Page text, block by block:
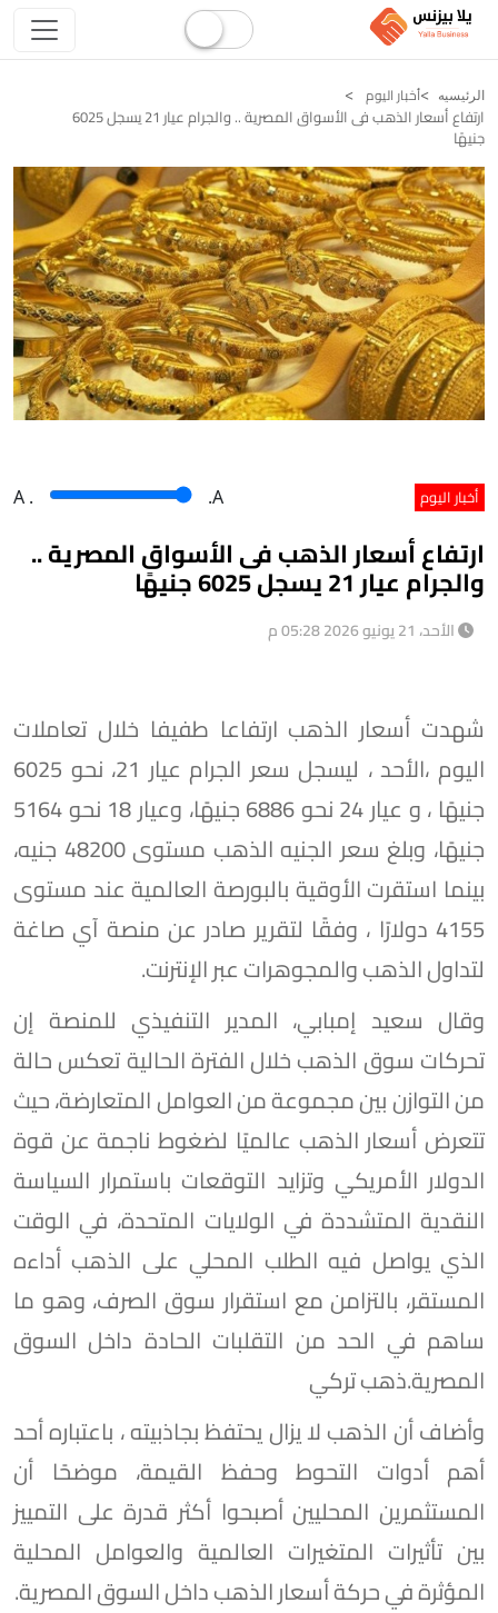
الرئيسيه أخبار اليوم
ارتفاع أسعار الذهب فى الأسواق المصرية .. والجرام عيار 21 يسجل 6025
جنيهًا
أخبار اليوم A . .A
ارتفاع أسعار الذهب فى الأسواق المصرية ..
والجرام عيار 21 يسجل 6025 جنيهًا
الأحد، 21 يونيو 2026 05:28 م
شهدت أسعار الذهب ارتفاعا طفيفا خلال تعاملات
اليوم ،الأحد ، ليسجل سعر الجرام عيار 21، نحو 6025
جنيهًا ، و عيار 24 نحو 6886 جنيهًا، وعيار 18 نحو 5164
جنيهًا، وبلغ سعر الجنيه الذهب مستوى 48200 جنيه،
بينما استقرت الأوقية بالبورصة العالمية عند مستوى
4155 دولارًا ، وفقًا لتقرير صادر عن منصة آي صاغة
لتداول الذهب والمجوهرات عبر الإنترنت.
وقال سعيد إمبابي، المدير التنفيذي للمنصة إن
تحركات سوق الذهب خلال الفترة الحالية تعكس حالة
من التوازن بين مجموعة من العوامل المتعارضة، حيث
تتعرض أسعار الذهب عالميًا لضغوط ناجمة عن قوة
الدولار الأمريكي وتزايد التوقعات باستمرار السياسة
النقدية المتشددة في الولايات المتحدة، في الوقت
الذي يواصل فيه الطلب المحلي على الذهب أداءه
المستقر، بالتزامن مع استقرار سوق الصرف، وهو ما
ساهم في الحد من التقلبات الحادة داخل السوق
المصرية.ذهب تركي
وأضاف أن الذهب لا يزال يحتفظ بجاذبيته ، باعتباره أحد
أهم أدوات التحوط وحفظ القيمة، موضحًا أن
المستثمرين المحليين أصبحوا أكثر قدرة على التمييز
بين تأثيرات المتغيرات العالمية والعوامل المحلية
المؤثرة في حركة أسعار الذهب داخل السوق المصرية.